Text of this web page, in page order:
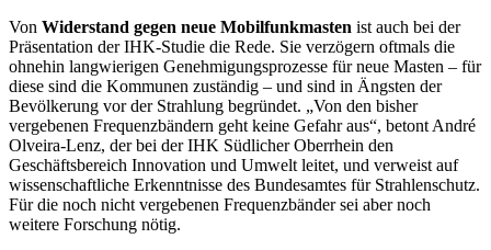
Von Widerstand gegen neue Mobilfunkmasten ist auch bei der
Präsentation der IHK-Studie die Rede. Sie verzögern oftmals die
ohnehin langwierigen Genehmigungsprozesse für neue Masten – für
diese sind die Kommunen zuständig – und sind in Ängsten der
Bevölkerung vor der Strahlung begründet. „Von den bisher
vergebenen Frequenzbändern geht keine Gefahr aus“, betont André
Olveira-Lenz, der bei der IHK Südlicher Oberrhein den
Geschäftsbereich Innovation und Umwelt leitet, und verweist auf
wissenschaftliche Erkenntnisse des Bundesamtes für Strahlenschutz.
Für die noch nicht vergebenen Frequenzbänder sei aber noch
weitere Forschung nötig.